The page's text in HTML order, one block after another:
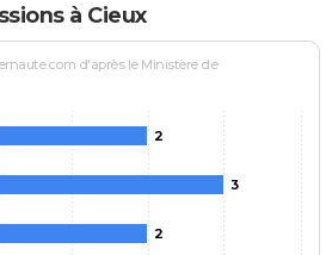
à Cieux
d'après le Ministère de
2
3
2